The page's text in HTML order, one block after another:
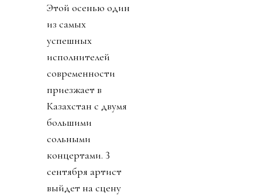
Этой осенью один
из самых
успешных
исполнителей
современности
приезжает в
Казахстан с двумя
большими
сольными
концертами. 3
сентября артист
выйдет на сцену